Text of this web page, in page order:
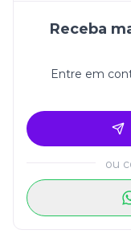
Receba
Entre em
ou